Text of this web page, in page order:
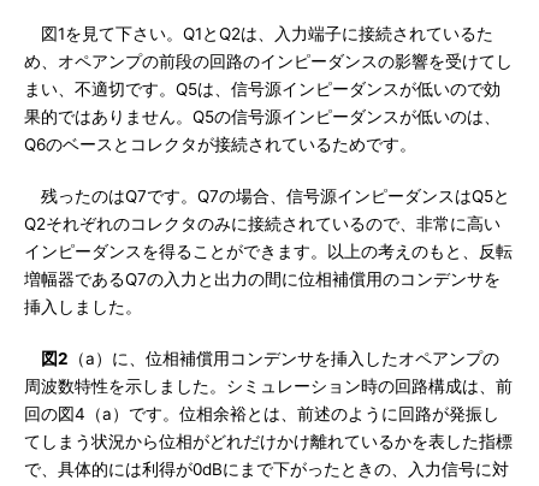
図1を見て下さい。Q1とQ2は、入力端子に接続されているた
め、オペアンプの前段の回路のインピーダンスの影響を受けてし
まい、不適切です。Q5は、信号源インピーダンスが低いので効
果的ではありません。Q5の信号源インピーダンスが低いのは、
Q6のベースとコレクタが接続されているためです。
残ったのはQ7です。Q7の場合、信号源インピーダンスはQ5と
Q2それぞれのコレクタのみに接続されているので、非常に高い
インピーダンスを得ることができます。以上の考えのもと、反転
増幅器であるQ7の入力と出力の間に位相補償用のコンデンサを
挿入しました。
図2 （a）に、位相補償用コンデンサを挿入したオペアンプの
周波数特性を示しました。シミュレーション時の回路構成は、前
回の図4（a）です。位相余裕とは、前述のように回路が発振し
てしまう状況から位相がどれだけかけ離れているかを表した指標
で、具体的には利得が0dBにまで下がったときの、入力信号に対